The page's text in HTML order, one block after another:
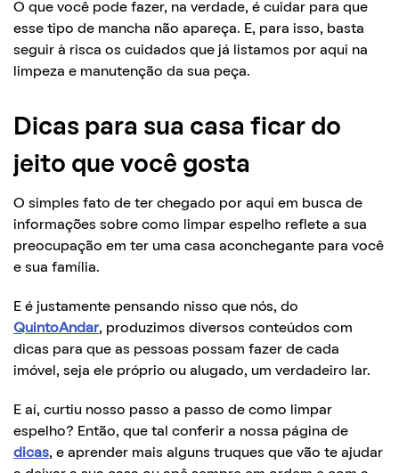
O que você pode fazer, na verdade, é cuidar para que
esse tipo de mancha não apareça. E, para isso, basta
seguir à risca os cuidados que já listamos por aqui na
limpeza e manutenção da sua peça.
Dicas para sua casa ficar do
jeito que você gosta
O simples fato de ter chegado por aqui em busca de
informações sobre como limpar espelho reflete a sua
preocupação em ter uma casa aconchegante para você
e sua família.
E é justamente pensando nisso que nós, do
QuintoAndar, produzimos diversos conteúdos com
dicas para que as pessoas possam fazer de cada
imóvel, seja ele próprio ou alugado, um verdadeiro lar.
E aí, curtiu nosso passo a passo de como limpar
espelho? Então, que tal conferir a nossa página de
dicas, e aprender mais alguns truques que vão te ajudar